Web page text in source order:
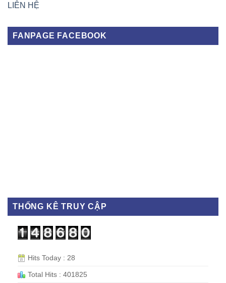
LIÊN HỆ
FANPAGE FACEBOOK
THỐNG KÊ TRUY CẬP
Hits Today : 28
Total Hits : 401825